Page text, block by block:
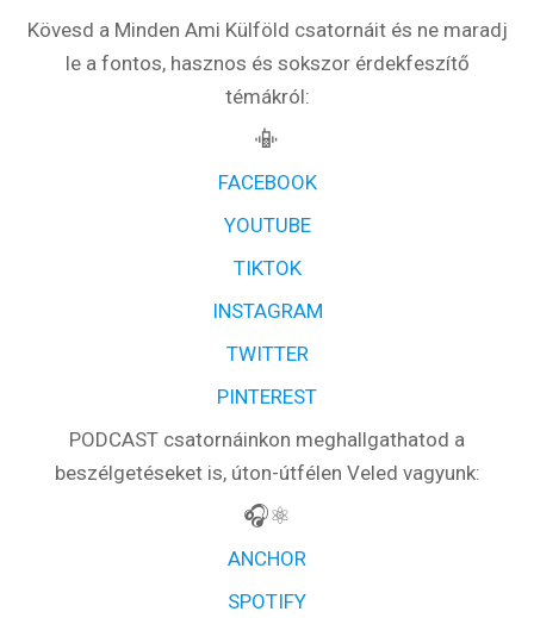
Kövesd a Minden Ami Külföld csatornáit és ne maradj
le a fontos, hasznos és sokszor érdekfeszítő
témákról:
📳
FACEBOOK
YOUTUBE
TIKTOK
INSTAGRAM
TWITTER
PINTEREST
PODCAST csatornáinkon meghallgathatod a
beszélgetéseket is, úton-útfélen Veled vagyunk:
🎧⚛️
ANCHOR
SPOTIFY